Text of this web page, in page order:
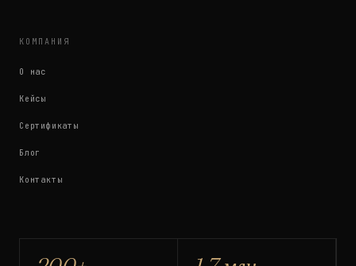
КОМПАНИЯ
О нас
Кейсы
Сертификаты
Блог
Контакты